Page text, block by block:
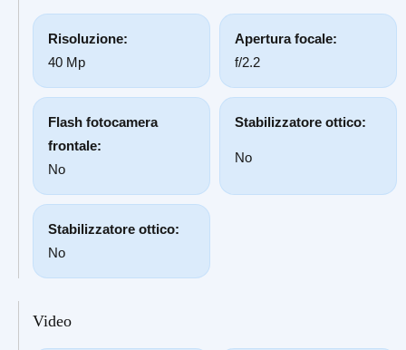
Risoluzione:
40 Mp
Apertura focale:
f/2.2
Flash fotocamera
frontale:
No
Stabilizzatore ottico:
No
Stabilizzatore ottico:
No
Video